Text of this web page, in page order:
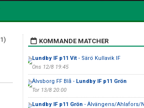
KOMMANDE MATCHER
Lundby IF p11 Vit- Särö Kullavik IF
Ons 12/8 19:45
Älvsborg FF Blå - Lundby IF p11 Grön
Tor 13/8 20:00
Lundby IF p11 Grön - Älvängens/Ahlafors/